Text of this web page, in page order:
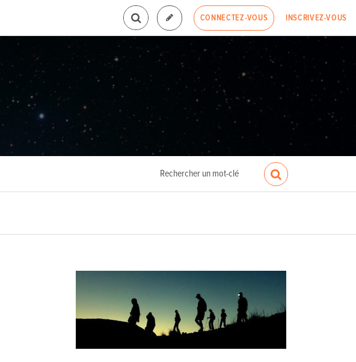
CONNECTEZ-VOUS INSCRIVEZ-VOUS